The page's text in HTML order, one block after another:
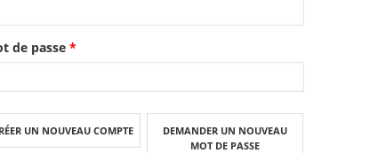
de passe *
UN NOUVEAU COMPTE
DEMANDER UN NOUVEAU
MOT DE PASSE